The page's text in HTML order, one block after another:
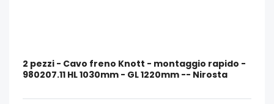
2 pezzi - Cavo freno Knott - montaggio rapido -
980207.11 HL 1030mm - GL 1220mm -- Nirosta